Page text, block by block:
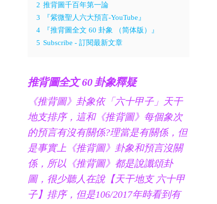
2 推背圖千百年第一論
3
『紫微聖人六大預言-YouTube』
4
『推背圖全文 60 卦象 （简体版）』
5 Subscribe - 訂閱最新文章
推背圖全文 60 卦象釋疑
《推背圖》卦象依「六十甲子」天干
地支排序，這和《推背圖》每個象次
的預言有沒有關係?理當是有關係，但
是事實上《推背圖》卦象和預言沒關
係，所以《推背圖》都是說讖頌卦
圖，很少聽人在說【天干地支 六十甲
子】排序，但是106/2017年時看到有